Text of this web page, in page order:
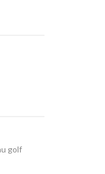
golf